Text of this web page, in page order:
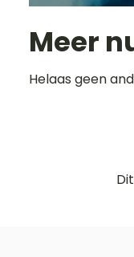
Meer
Helaas geen